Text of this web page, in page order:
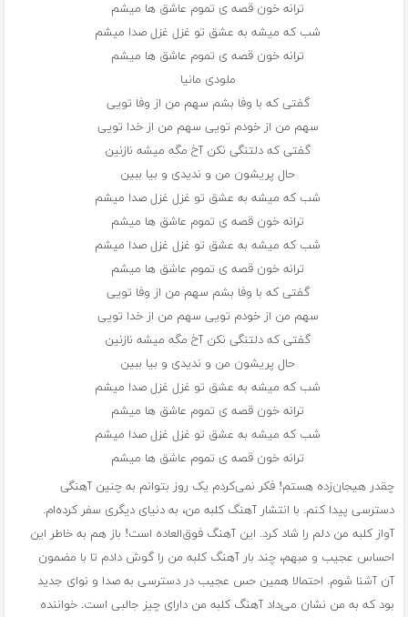
ترانه خون قصه ی تموم عاشق ها میشم
شب که میشه به عشق تو غزل غزل صدا میشم
ترانه خون قصه ی تموم عاشق ها میشم
ملودی مانیا
گفتی که با وفا بشم سهم من از وفا تویی
سهم من از خودم تویی سهم من از خدا تویی
گفتی که دلتنگی نکن آخ مگه میشه نازنین
حال پریشون من و ندیدی و بیا ببین
شب که میشه به عشق تو غزل غزل صدا میشم
ترانه خون قصه ی تموم عاشق ها میشم
شب که میشه به عشق تو غزل غزل صدا میشم
ترانه خون قصه ی تموم عاشق ها میشم
گفتی که با وفا بشم سهم من از وفا تویی
سهم من از خودم تویی سهم من از خدا تویی
گفتی که دلتنگی نکن آخ مگه میشه نازنین
حال پریشون من و ندیدی و بیا ببین
شب که میشه به عشق تو غزل غزل صدا میشم
ترانه خون قصه ی تموم عاشق ها میشم
شب که میشه به عشق تو غزل غزل صدا میشم
ترانه خون قصه ی تموم عاشق ها میشم
چقدر هیجان‌زده هستم! فکر نمی‌کردم یک روز بتوانم به چنین آهنگی
دسترسی پیدا کنم. با انتشار آهنگ کلبه من، به دنیای دیگری سفر کرده‌ام.
آواز کلبه من دلم را شاد کرد. این آهنگ فوق‌العاده است! باز هم به خاطر این
احساس عجیب و مبهم، چند بار آهنگ کلبه من را گوش دادم تا با مضمون
آن آشنا شوم. احتمالا همین حس عجیب در دسترسی به صدا و نوای جدید
بود که به من نشان می‌داد آهنگ کلبه من دارای چیز جالبی است. خواننده